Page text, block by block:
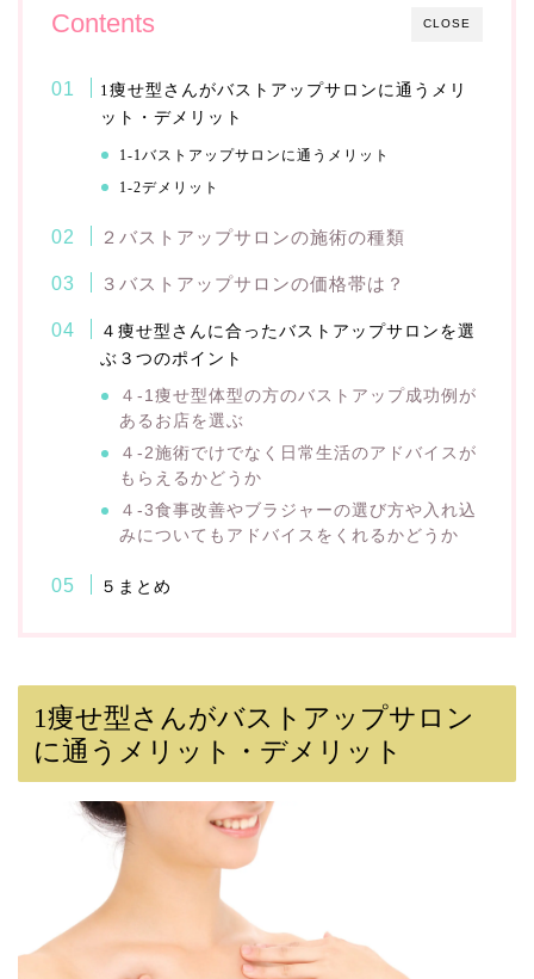
CLOSE
Contents
1痩せ型さんがバストアップサロンに通うメリ
ット・デメリット
1-1バストアップサロンに通うメリット
1-2デメリット
２バストアップサロンの施術の種類
３バストアップサロンの価格帯は？
４痩せ型さんに合ったバストアップサロンを選
ぶ３つのポイント
４-1痩せ型体型の方のバストアップ成功例が
あるお店を選ぶ
４-2施術でけでなく日常生活のアドバイスが
もらえるかどうか
４-3食事改善やブラジャーの選び方や入れ込
みについてもアドバイスをくれるかどうか
５まとめ
1痩せ型さんがバストアップサロン
に通うメリット・デメリット